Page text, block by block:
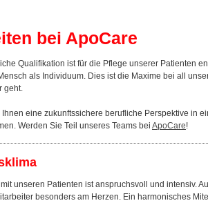
bei ApoCare
Qualifikation ist für die Pflege unserer Patienten
als Individuum. Dies ist die Maxime bei all
geht.
Ihnen eine zukunftssichere berufliche Perspektive in
Werden Sie Teil unseres Teams bei ApoCare!
mit unseren Patienten ist anspruchsvoll und intensiv.
besonders am Herzen. Ein harmonisches